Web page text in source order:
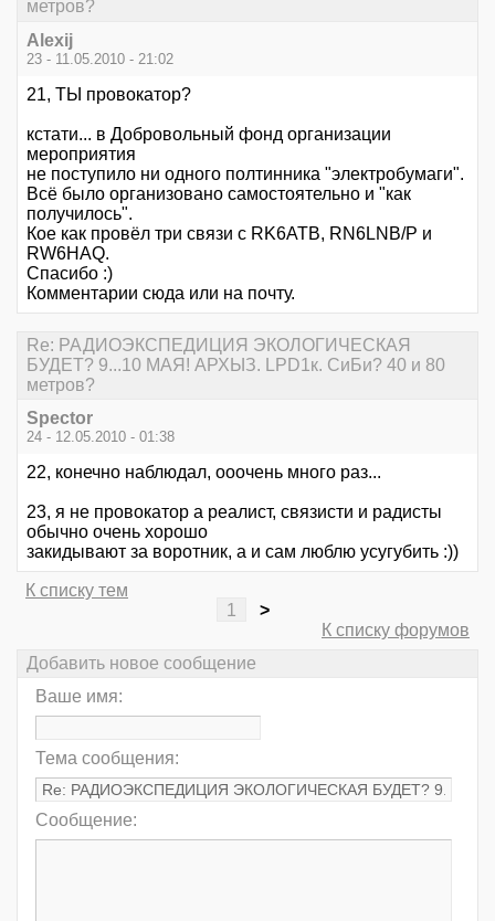
метров?
Alexij
23 - 11.05.2010 - 21:02
21, ТЫ провокатор?
кстати... в Добровольный фонд организации
мероприятия
не поступило ни одного полтинника "электробумаги".
Всё было организовано самостоятельно и "как
получилось".
Кое как провёл три связи с RK6ATB, RN6LNB/P и
RW6HAQ.
Спасибо :)
Комментарии сюда или на почту.
Re: РАДИОЭКСПЕДИЦИЯ ЭКОЛОГИЧЕСКАЯ
БУДЕТ? 9...10 МАЯ! АРХЫЗ. LPD1к. СиБи? 40 и 80
метров?
Spector
24 - 12.05.2010 - 01:38
22, конечно наблюдал, ооочень много раз...
23, я не провокатор а реалист, связисти и радисты
обычно очень хорошо
закидывают за воротник, а и сам люблю усугубить :))
К списку тем
1
>
К списку форумов
Добавить новое сообщение
Ваше имя:
Тема сообщения:
Сообщение: